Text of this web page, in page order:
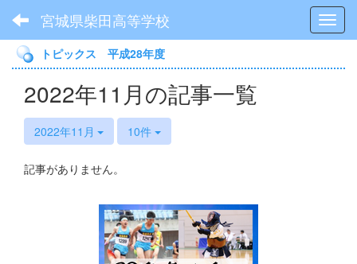
宮城県柴田高等学校
トピックス 平成28年度
2022年11月の記事一覧
2022年11月 10件
記事がありません。